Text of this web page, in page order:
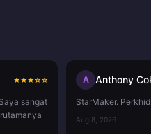
★★★☆☆
sangat
A Anthony
StarMaker.
Aug 8, 2026